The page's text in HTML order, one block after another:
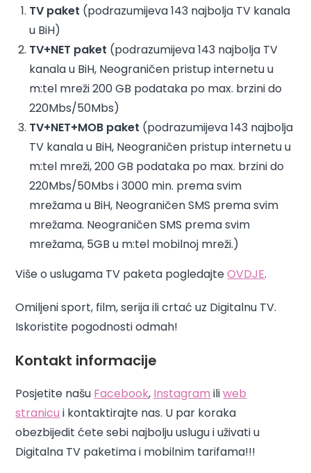
TV paket (podrazumijeva 143 najbolja TV kanala
u BiH)
TV+NET paket (podrazumijeva 143 najbolja TV
kanala u BiH, Neograničen pristup internetu u
m:tel mreži 200 GB podataka po max. brzini do
220Mbs/50Mbs)
TV+NET+MOB paket (podrazumijeva 143 najbolja
TV kanala u BiH, Neograničen pristup internetu u
m:tel mreži, 200 GB podataka po max. brzini do
220Mbs/50Mbs i 3000 min. prema svim
mrežama u BiH, Neograničen SMS prema svim
mrežama. Neograničen SMS prema svim
mrežama, 5GB u m:tel mobilnoj mreži.)
Više o uslugama TV paketa pogledajteOVDJE.
Omiljeni sport, film, serija ili crtać uz Digitalnu TV.
Iskoristite pogodnosti odmah!
Kontakt informacije
Posjetite našu Facebook, Instagram iliweb
stranicu i kontaktirajte nas. U par koraka
obezbijedit ćete sebi najbolju uslugu i uživati u
Digitalna TV paketima i mobilnim tarifama!!!